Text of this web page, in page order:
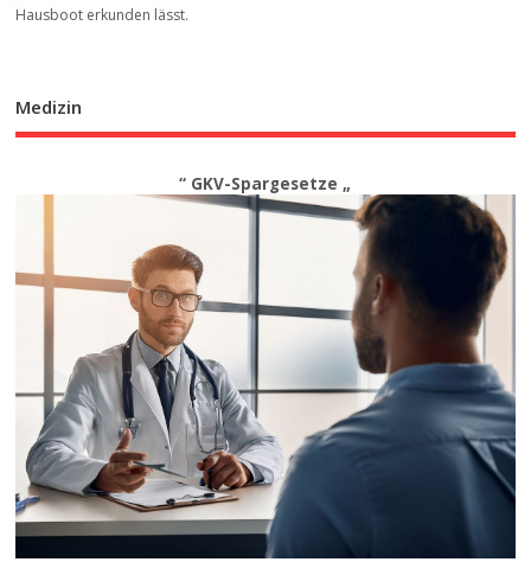
Hausboot erkunden lässt.
Medizin
“ GKV-Spargesetze „